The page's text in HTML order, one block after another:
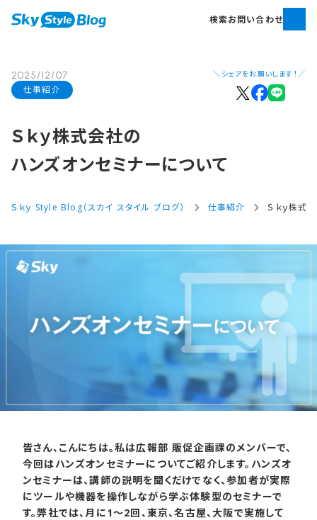
検索お問い合わせ
仕事紹介
2025/12/07 ＼シェアをお願いします！／
Ｓｋｙ株式会社の​
ハンズオンセミナーに​ついて
Ｓｋｙ Style Blog（スカイ スタイル ブログ） 仕事紹介 Ｓｋｙ株式
皆さん、こんにちは。私は広報部 販促企画課のメンバーで、
今回はハンズオンセミナーについてご紹介します。ハンズオ
ンセミナーは、講師の説明を聞くだけでなく、参加者が実際
にツールや機器を操作しながら学ぶ体験型のセミナーで
す。弊社では、月に1～2回、東京、名古屋、大阪で実施して